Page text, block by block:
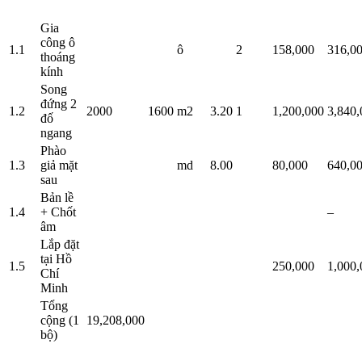
1.1
Gia
công ô
thoáng
kính
ô 2 158,000
1.2
Song
đứng 2
đố
ngang
2000 1600 m2 3.20 1 1,200,000
1.3
Phào
giả mặt
sau
md 8.00 80,000
1.4
Bản lề
+ Chốt
âm
–
1.5
Lắp đặt
tại Hồ
Chí
Minh
250,000
Tổng
cộng (1
bộ)
19,208,000